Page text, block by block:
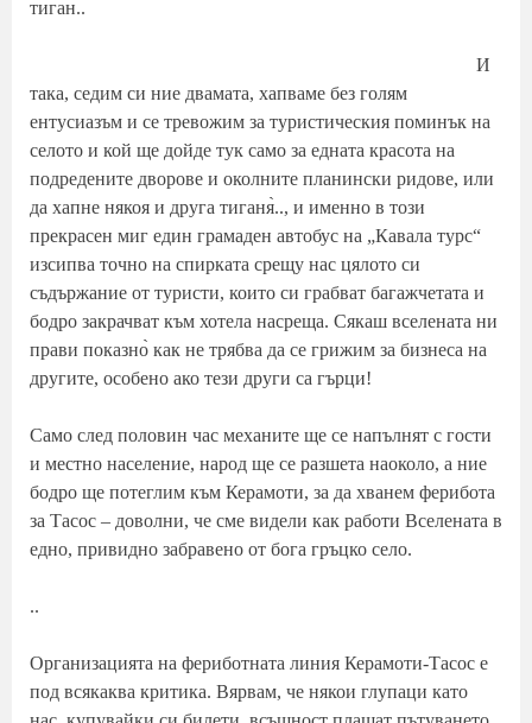
тиган..
И
така, седим си ние двамата, хапваме без голям
ентусиазъм и се тревожим за туристическия поминък на
селото и кой ще дойде тук само за едната красота на
подредените дворове и околните планински ридове, или
да хапне някоя и друга тиганя̀.., и именно в този
прекрасен миг един грамаден автобус на „Кавала турс“
изсипва точно на спирката срещу нас цялото си
съдържание от туристи, които си грабват багажчетата и
бодро закрачват към хотела насреща. Сякаш вселената ни
прави показно̀ как не трябва да се грижим за бизнеса на
другите, особено ако тези други са гърци!
Само след половин час механите ще се напълнят с гости
и местно население, народ ще се разшета наоколо, а ние
бодро ще потеглим към Керамоти, за да хванем ферибота
за Тасос – доволни, че сме видели как работи Вселената в
едно, привидно забравено от бога гръцко село.
..
Организацията на фериботната линия Керамоти-Тасос е
под всякаква критика. Вярвам, че някои глупаци като